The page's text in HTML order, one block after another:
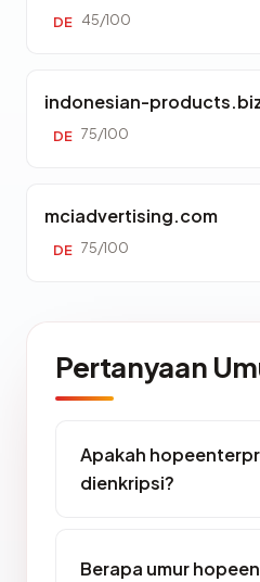
DE 45/100
indonesian-
DE 75/100
mciadvertising.com
DE 75/100
Pertanyaan
Apakah
dienkripsi?
Berapa umur